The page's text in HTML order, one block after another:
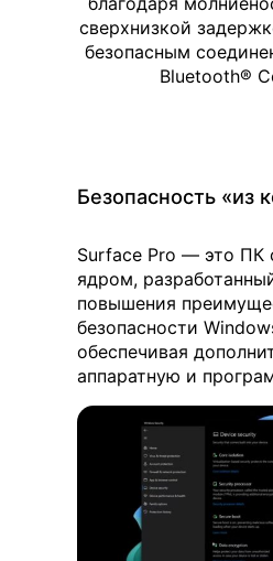
сверхнизкой
безопасным
Bluetooth®
Безопасность «из
Surface Pro — это
ядром,
повышения
безопасности
обеспечивая
аппаратную и